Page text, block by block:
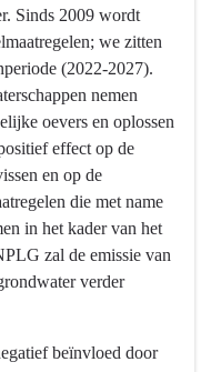
Sinds 2009 wordt
we zitten
(2022-2027).
nemen
oevers en oplossen
effect op de
en op de
die met name
in het kader van het
zal de emissie van
verder
beïnvloed door